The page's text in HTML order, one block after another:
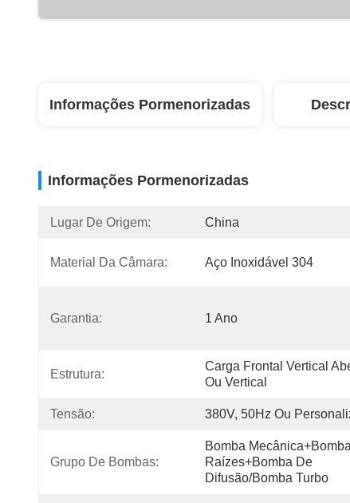
Informações Pormenorizadas
Informações Pormenorizadas
Lugar De Origem: China
Material Da Câmara: Aço Inoxidável 304
Garantia: 1 Ano
Estrutura:
Carga Frontal Vertical
Ou Vertical
Tensão: 380V, 50Hz Ou
Grupo De Bombas:
Bomba
Raízes+Bomba De
Difusão/Bomba Turbo